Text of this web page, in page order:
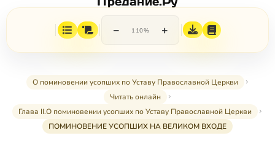
− 110% +
О поминовении усопших по Уставу Православной Церкви
Читать онлайн
Глава II.О поминовении усопших по Уставу Православной Церкви
ПОМИНОВЕНИЕ УСОПШИХ НА ВЕЛИКОМ ВХОДЕ